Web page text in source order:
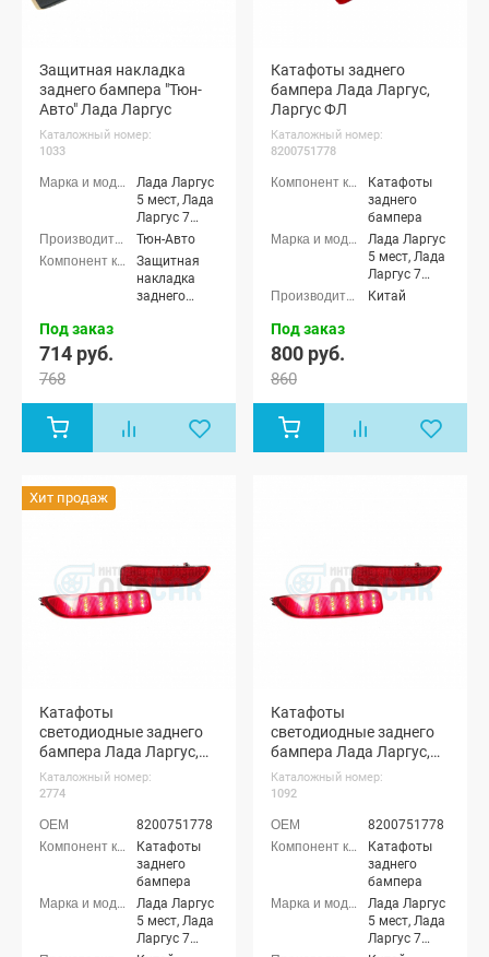
Защитная накладка
заднего бампера "Тюн-
Авто" Лада Ларгус
Каталожный номер:
1033
Лада Ларгус
5 мест, Лада
Ларгус 7
мест, Лада
Ларгус
Кросс 5
мест, Лада
Ларгус
Ларгус FL
Тюн-Авто
Защитная
накладка
заднего
Под заказ
714 руб.
768
Катафоты заднего
бампера Лада Ларгус,
Ларгус ФЛ
Каталожный номер:
8200751778
Катафоты
заднего
бампера
Лада Ларгус
5 мест, Лада
Ларгус 7
мест, Лада
мест, Лада
Ларгус FL 7
Китай
Под заказ
800 руб.
860
Хит продаж
Катафоты
светодиодные заднего
бампера Лада Ларгус,
Ларгус ФЛ
(двухрежимные)
Каталожный номер:
2774
8200751778
Катафоты
заднего
бампера
Лада Ларгус
5 мест, Лада
Ларгус 7
Катафоты
светодиодные заднего
бампера Лада Ларгус,
Ларгус ФЛ
(однорежимные)
Каталожный номер:
1092
8200751778
Катафоты
заднего
бампера
Лада Ларгус
5 мест, Лада
Ларгус 7